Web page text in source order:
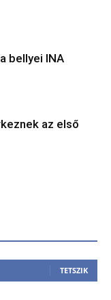
bellyei INA
az első
TETSZIK